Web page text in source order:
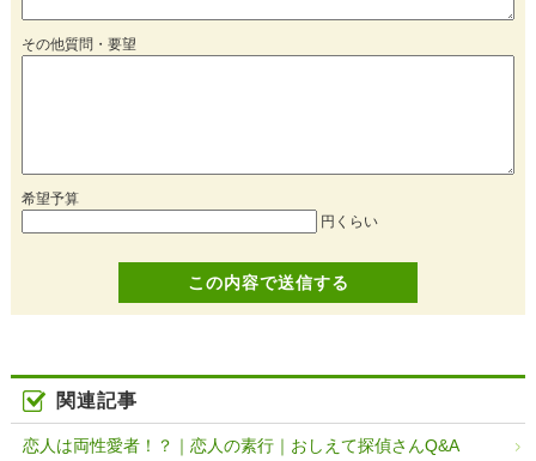
その他質問・要望
希望予算
円くらい
関連記事
恋人は両性愛者！？｜恋人の素行｜おしえて探偵さんQ&A